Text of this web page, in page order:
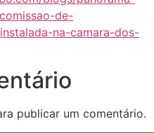
de-
na-camara-dos-
publicar um comentário.